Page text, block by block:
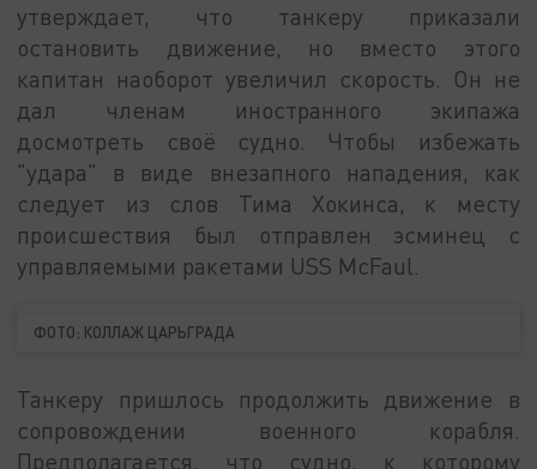
утверждает, что танкеру приказали
остановить движение, но вместо этого
капитан наоборот увеличил скорость. Он не
дал членам иностранного экипажа
досмотреть своё судно. Чтобы избежать
"удара" в виде внезапного нападения, как
следует из слов Тима Хокинса, к месту
происшествия был отправлен эсминец с
управляемыми ракетами USS McFaul.
ФОТО: КОЛЛАЖ ЦАРЬГРАДА
Танкеру пришлось продолжить движение в
сопровождении военного корабля.
Предполагается, что судно, к которому